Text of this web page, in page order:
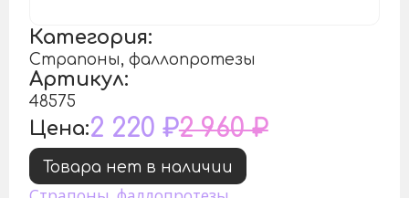
Категория:
Страпоны, фаллопротезы
Артикул:
48575
Цена:2 220 ₽2 960 ₽
Товара нет в наличии